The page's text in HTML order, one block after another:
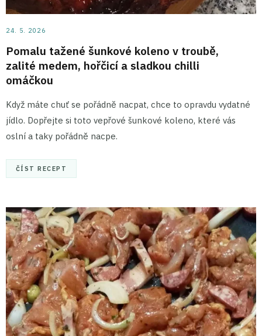
24. 5. 2026
Pomalu tažené šunkové koleno v troubě,
zalité medem, hořčicí a sladkou chilli
omáčkou
Když máte chuť se pořádně nacpat, chce to opravdu vydatné
jídlo. Dopřejte si toto vepřové šunkové koleno, které vás
oslní a taky pořádně nacpe.
ČÍST RECEPT